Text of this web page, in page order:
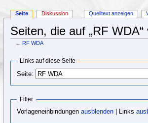
Seiten, die auf „RF WDA“
← RF WDA
Links auf diese Seite
Seite:
Filter
Vorlageneinbindungenausblenden | Links
Seite Diskussion Quelltext anzeigen